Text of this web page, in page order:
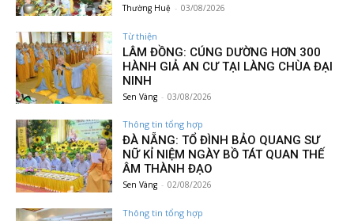
Thường Huệ - 03/08/2026
Từ thiện
LÂM ĐỒNG: CÚNG DƯỜNG HƠN 300
HÀNH GIẢ AN CƯ TẠI LÀNG CHÙA ĐẠI
NINH
Sen Vàng - 03/08/2026
Thông tin tổng hợp
ĐÀ NẴNG: TỔ ĐÌNH BẢO QUANG SƯ
NỮ KỈ NIỆM NGÀY BỒ TÁT QUAN THẾ
ÂM THÀNH ĐẠO
Sen Vàng - 02/08/2026
Thông tin tổng hợp